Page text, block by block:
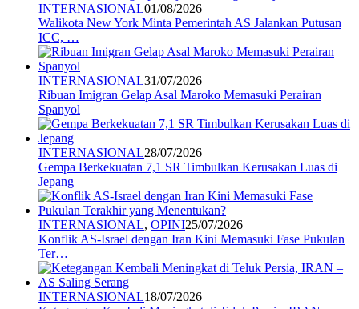
INTERNASIONAL01/08/2026
Walikota New York Minta Pemerintah AS Jalankan Putusan
ICC, …
INTERNASIONAL31/07/2026
Ribuan Imigran Gelap Asal Maroko Memasuki Perairan
Spanyol
INTERNASIONAL28/07/2026
Gempa Berkekuatan 7,1 SR Timbulkan Kerusakan Luas di
Jepang
INTERNASIONAL, OPINI25/07/2026
Konflik AS-Israel dengan Iran Kini Memasuki Fase Pukulan
Ter…
INTERNASIONAL18/07/2026